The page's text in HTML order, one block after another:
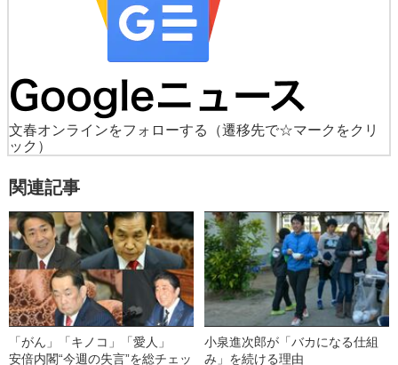
文春オンラインをフォローする
（遷移先で☆マークをクリ
ック）
関連記事
「がん」「キノコ」「愛人」
安倍内閣“今週の失言”を総チェッ
小泉進次郎が「バカになる仕組
み」を続ける理由